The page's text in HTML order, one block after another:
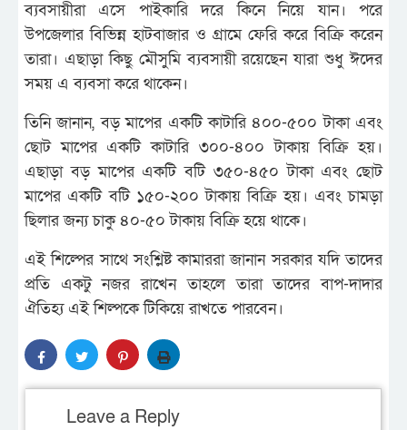
ব্যবসায়ীরা এসে পাইকারি দরে কিনে নিয়ে যান। পরে
উপজেলার বিভিন্ন হাটবাজার ও গ্রামে ফেরি করে বিক্রি করেন
তারা। এছাড়া কিছু মৌসুমি ব্যবসায়ী রয়েছেন যারা শুধু ঈদের
সময় এ ব্যবসা করে থাকেন।
তিনি জানান, বড় মাপের একটি কাটারি ৪০০-৫০০ টাকা এবং
ছোট মাপের একটি কাটারি ৩০০-৪০০ টাকায় বিক্রি হয়।
এছাড়া বড় মাপের একটি বটি ৩৫০-৪৫০ টাকা এবং ছোট
মাপের একটি বটি ১৫০-২০০ টাকায় বিক্রি হয়। এবং চামড়া
ছিলার জন্য চাকু ৪০-৫০ টাকায় বিক্রি হয়ে থাকে।
এই শিল্পের সাথে সংশ্লিষ্ট কামাররা জানান সরকার যদি তাদের
প্রতি একটু নজর রাখেন তাহলে তারা তাদের বাপ-দাদার
ঐতিহ্য এই শিল্পকে টিকিয়ে রাখতে পারবেন।
Leave a Reply